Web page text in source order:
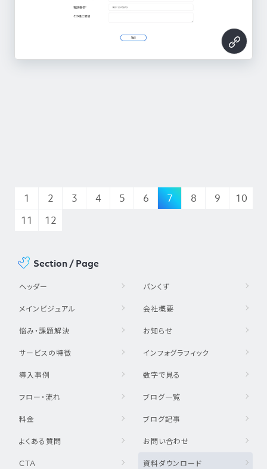
Section / Page
ヘッダー
メインビジュアル
悩み・課題解決
サービスの特徴
導入事例
フロー・流れ
料金
よくある質問
CTA
パンくず
会社概要
お知らせ
インフォグラフィック
数字で見る
ブログ一覧
ブログ記事
お問い合わせ
資料ダウンロード
1 2 3 4 5 6 7 8 9
10
11
12